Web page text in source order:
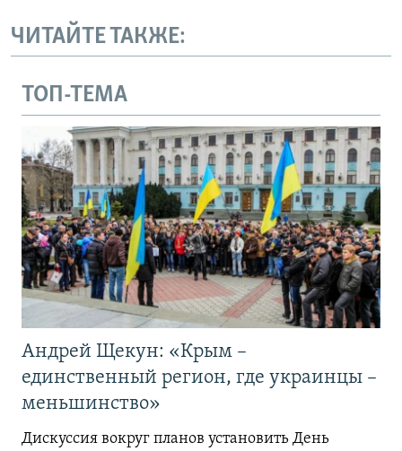
ЧИТАЙТЕ ТАКЖЕ:
ТОП-ТЕМА
Андрей Щекун: «Крым –
единственный регион, где украинцы –
меньшинство»
Дискуссия вокруг планов установить День